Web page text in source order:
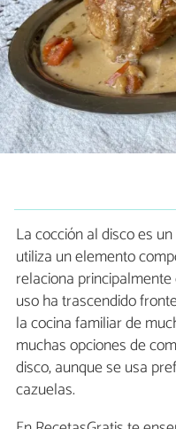
La cocción al disco es
utiliza un elemento
relaciona
uso ha trascendido
la cocina familiar de
muchas opciones de
disco, aunque se usa
cazuelas.